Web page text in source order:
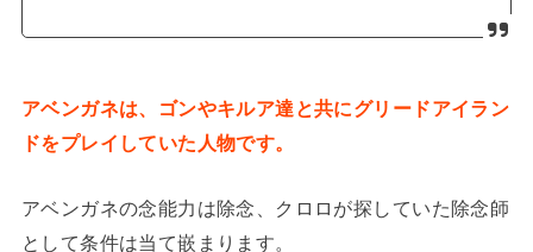
アベンガネは、ゴンやキルア達と共にグリードアイラン
ドをプレイしていた人物です。
アベンガネの念能力は除念、クロロが探していた除念師
として条件は当て嵌まります。